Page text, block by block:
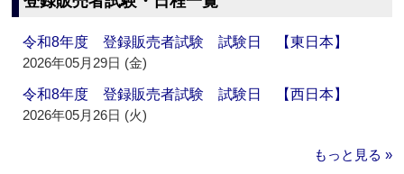
令和8年度 登録販売者試験 試験日 【東日本】
2026年05月29日 (金)
令和8年度 登録販売者試験 試験日 【西日本】
2026年05月26日 (火)
もっと見る »